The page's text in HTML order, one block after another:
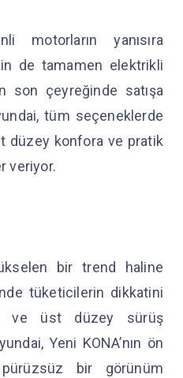
motorların yanısıra
de tamamen elektrikli
son çeyreğinde satışa
tüm seçeneklerde
düzey konfora ve pratik
veriyor.
bir trend haline
tüketicilerin dikkatini
ve üst düzey sürüş
Yeni KONA’nın ön
bir görünüm